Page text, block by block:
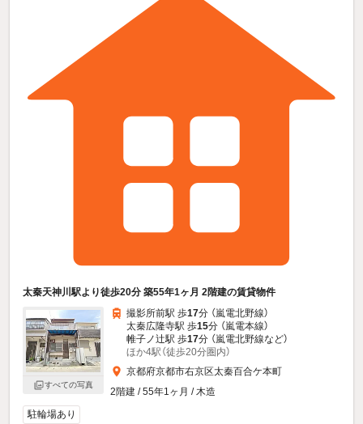
太秦天神川駅より徒歩20分 築55年1ヶ月 2階建の賃貸物件
すべての写真
撮影所前駅 歩17分 （嵐電北野線）
太秦広隆寺駅 歩15分 （嵐電本線）
帷子ノ辻駅 歩17分 （嵐電北野線など）
ほか4駅（徒歩20分圏内）
京都府京都市右京区太秦百合ケ本町
2階建 / 55年1ヶ月 / 木造
駐輪場あり